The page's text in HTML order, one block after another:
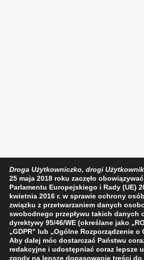
Droga Użytkowniczko, drogi
25 maja 2018 roku zaczęło
Parlamentu Europejskiego i Rady (UE)
kwietnia 2016 r. w sprawie ochrony
związku z przetwarzaniem danych
swobodnego przepływu takich danych
dyrektywy 95/46/WE (określane jako
„GDPR” lub „Ogólne Rozporządzenie o
Aby dalej móc dostarczać Państwu
redakcyjne i udostępniać coraz lepsze
zgody na lepsze dopasowanie treści do